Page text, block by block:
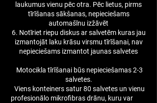
laukumus vienu pēc otra. Pēc lietus, pirms
tīrīšanas sākšanas, nepieciešams
automašīnu izžāvēt
6. Notīriet riepu diskus ar salvetēm kuras jau
izmantojāt laku krāsu virsmu tīrīšanai, nav
nepieciešams izmantot jaunas salvetes
Motocikla tīrīšanai būs nepieciešamas 2-3
salvetes.
Viens konteiners satur 80 salvetes un vienu
profesionālo mikrofibras drānu, kuru var